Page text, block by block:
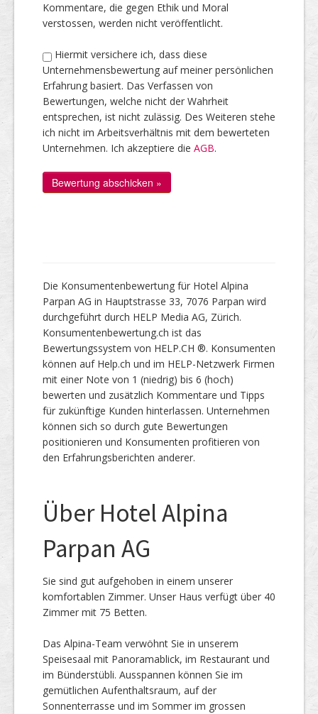
Kommentare, die gegen Ethik und Moral
verstossen, werden nicht veröffentlicht.
Hiermit versichere ich, dass diese
Unternehmensbewertung auf meiner persönlichen
Erfahrung basiert. Das Verfassen von
Bewertungen, welche nicht der Wahrheit
entsprechen, ist nicht zulässig. Des Weiteren stehe
ich nicht im Arbeitsverhältnis mit dem bewerteten
Unternehmen. Ich akzeptiere die AGB.
Die Konsumentenbewertung für Hotel Alpina
Parpan AG in Hauptstrasse 33, 7076 Parpan wird
durchgeführt durch HELP Media AG, Zürich.
Konsumentenbewertung.ch ist das
Bewertungssystem von HELP.CH ®. Konsumenten
können auf Help.ch und im HELP-Netzwerk Firmen
mit einer Note von 1 (niedrig) bis 6 (hoch)
bewerten und zusätzlich Kommentare und Tipps
für zukünftige Kunden hinterlassen. Unternehmen
können sich so durch gute Bewertungen
positionieren und Konsumenten profitieren von
den Erfahrungsberichten anderer.
Über Hotel Alpina
Parpan AG
Sie sind gut aufgehoben in einem unserer
komfortablen Zimmer. Unser Haus verfügt über 40
Zimmer mit 75 Betten.
Das Alpina-Team verwöhnt Sie in unserem
Speisesaal mit Panoramablick, im Restaurant und
im Bünderstübli. Ausspannen können Sie im
gemütlichen Aufenthaltsraum, auf der
Sonnenterrasse und im Sommer im grossen